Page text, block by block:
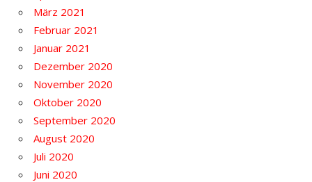
März 2021
Februar 2021
Januar 2021
Dezember 2020
November 2020
Oktober 2020
September 2020
August 2020
Juli 2020
Juni 2020